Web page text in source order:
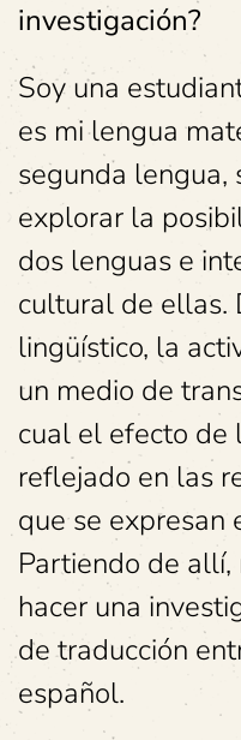
investigación?
Soy una
es mi lengua
segunda lengua,
explorar la
dos lenguas e
cultural de ellas.
lingüístico, la
un medio de
cual el efecto de
reflejado en las
que se expresan
Partiendo de
hacer una
de traducción
español.